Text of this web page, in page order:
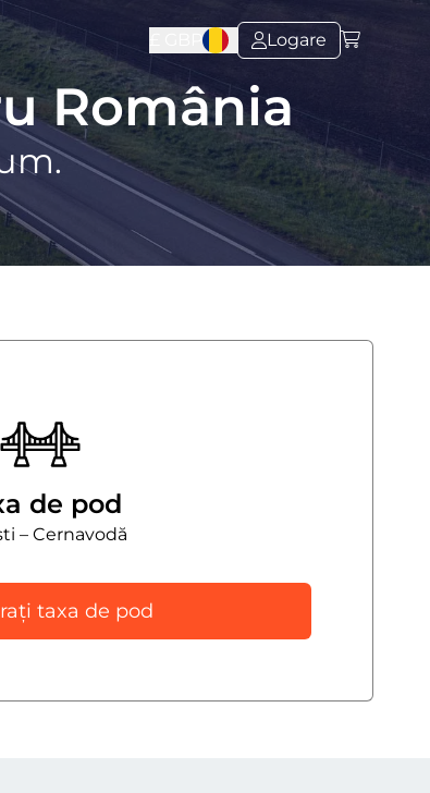
Logare
România
de pod
– Cernavodă
taxa de pod